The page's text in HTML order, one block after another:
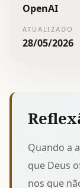
OpenAI
ATUALIZADO
28/05/2026
Quando a
que Deus
nos que